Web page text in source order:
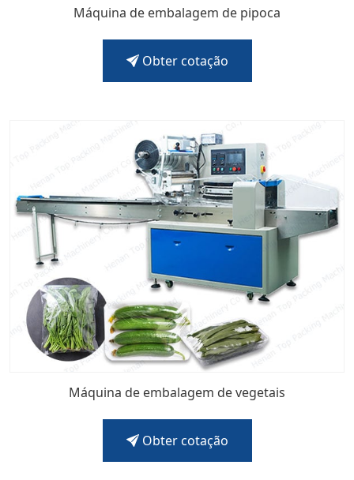
Máquina de embalagem de pipoca
Obter cotação
Máquina de embalagem de vegetais
Obter cotação